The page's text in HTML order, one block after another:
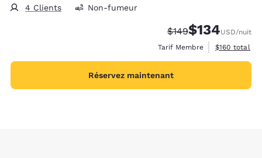
4 Clients Non-fumeur
Tarif barré :
$149Tarif réduit :
$134USD/nuit
Tarif Membre
Afficher les
$160 total
Réservez maintenant